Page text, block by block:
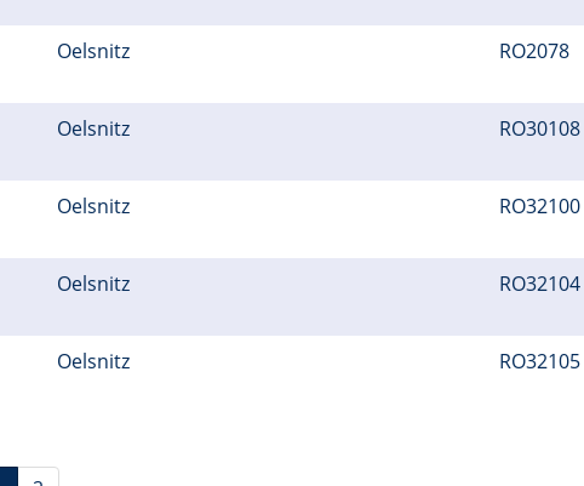
Oelsnitz RO2078
Oelsnitz RO30108
Oelsnitz RO32100
Oelsnitz RO32104
Oelsnitz RO32105